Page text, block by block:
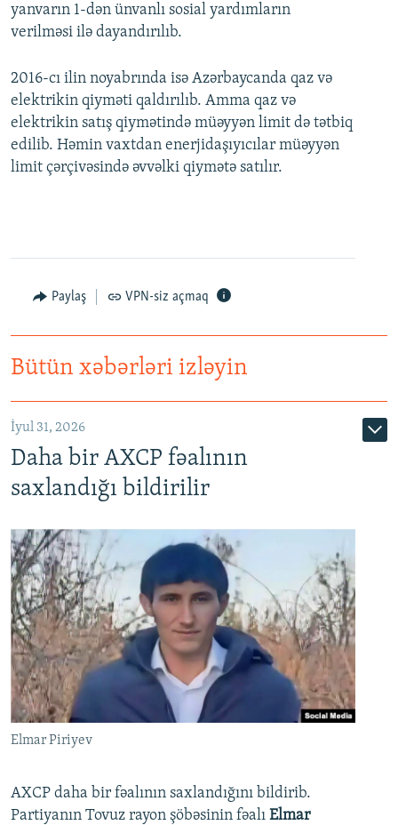
yanvarın 1-dən ünvanlı sosial yardımların
verilməsi ilə dayandırılıb.
2016-cı ilin noyabrında isə Azərbaycanda qaz və
elektrikin qiyməti qaldırılıb. Amma qaz və
elektrikin satış qiymətində müəyyən limit də tətbiq
edilib. Həmin vaxtdan enerjidaşıyıcılar müəyyən
limit çərçivəsində əvvəlki qiymətə satılır.
Paylaş VPN-siz açmaq
Bütün xəbərləri izləyin
İyul 31, 2026
Daha bir AXCP fəalının
saxlandığı bildirilir
Elmar Piriyev
AXCP daha bir fəalının saxlandığını bildirib.
Partiyanın Tovuz rayon şöbəsinin fəalı Elmar